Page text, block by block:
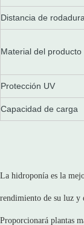
Distancia de rodadura
Material del producto
Protección UV
Capacidad de carga
La hidroponía es la
rendimiento de su luz y
Proporcionará plantas